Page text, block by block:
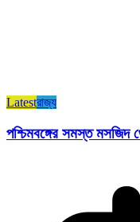
Latestরাজ্য​
পশ্চিমবঙ্গের সমস্ত